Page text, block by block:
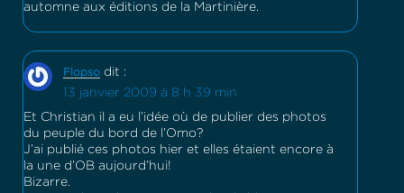
automne aux éditions de la Martinière.
Flopso dit :
13 janvier 2009 à 8 h 39 min
Et Christian il a eu l’idée où de publier des photos
du peuple du bord de l’Omo?
J’ai publié ces photos hier et elles étaient encore à
la une d’OB aujourd’hui!
Bizarre.